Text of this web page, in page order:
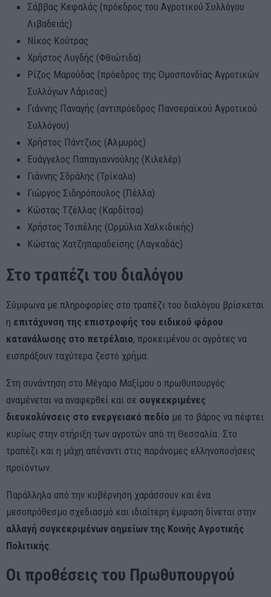
Σάββας Κεφαλάς (πρόεδρος του Αγροτικού Συλλόγου
Λιβαδειάς)
Νίκος Κούτρας
Χρήστος Λυγδής (Φθιώτιδα)
Ρίζος Μαρούδας (πρόεδρος της Ομοσπονδίας Αγροτικών
Συλλόγων Λάρισας)
Γιάννης Παναγής (αντιπρόεδρος Πανσεραϊκού Αγροτικού
Συλλόγου)
Χρήστος Πάντζιος (Αλμυρός)
Ευάγγελος Παπαγιαννούλης (Κιλελέρ)
Γιάννης Σδράλης (Τρίκαλα)
Γιώργος Σιδηρόπουλος (Πέλλα)
Κώστας Τζέλλας (Καρδίτσα)
Χρήστος Τσιπέλης (Ορμύλια Χαλκιδικής)
Κώστας Χατζηπαραδείσης (Λαγκαδάς)
Στο τραπέζι του διαλόγου
Σύμφωνα με πληροφορίες στο τραπέζι του διαλόγου βρίσκεται
η επιτάχυνση της επιστροφής του ειδικού φόρου
κατανάλωσης στο πετρέλαιο, προκειμένου οι αγρότες να
εισπράξουν ταχύτερα ζεστό χρήμα.
Στη συνάντηση στο Μέγαρο Μαξίμου ο πρωθυπουργός
αναμένεται να αναφερθεί και σε συγκεκριμένες
διευκολύνσεις στο ενεργειακό πεδίο με το βάρος να πέφτει
κυρίως στην στήριξη των αγροτών από τη Θεσσαλία. Στο
τραπέζι και η μάχη απέναντι στις παράνομες ελληνοποιήσεις
προϊόντων.
Παράλληλα από την κυβέρνηση χαράσσουν και ένα
μεσοπρόθεσμο σχεδιασμό και ιδιαίτερη έμφαση δίνεται στην
αλλαγή συγκεκριμένων σημείων της Κοινής Αγροτικής
Πολιτικής.
Οι προθέσεις του Πρωθυπουργού